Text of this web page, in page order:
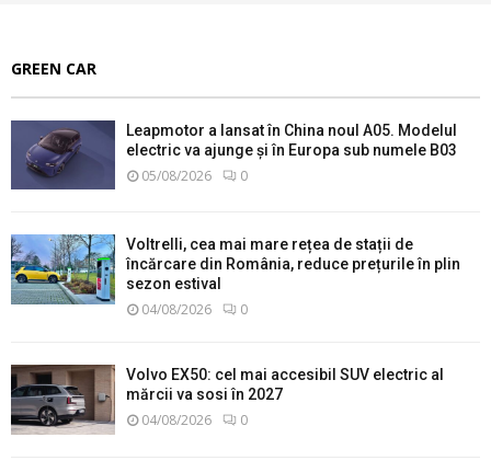
GREEN CAR
Leapmotor a lansat în China noul A05. Modelul
electric va ajunge și în Europa sub numele B03
05/08/2026 0
Voltrelli, cea mai mare rețea de stații de
încărcare din România, reduce prețurile în plin
sezon estival
04/08/2026 0
Volvo EX50: cel mai accesibil SUV electric al
mărcii va sosi în 2027
04/08/2026 0